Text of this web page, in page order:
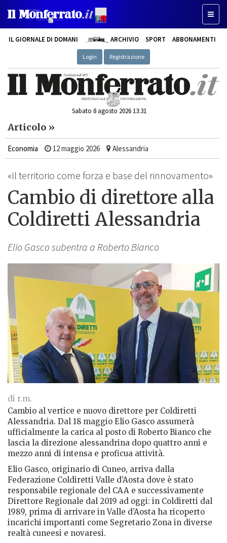
IL GIORNALE DI DOMANI ARCHIVIO SPORT ABBONAMENTI
Login Registrazione
Sabato 8 agosto 2026 13:31
Articolo »
Economia 12 maggio 2026 Alessandria
«Il territorio come forza e base del rinnovamento»
Cambio di direttore alla
Coldiretti Alessandria
Elio Gasco subentra a Roberto Bianco
di r.m.
Cambio al vertice e nuovo direttore per Coldiretti
Alessandria. Dal 18 maggio Elio Gasco assumerà
ufficialmente la carica al posto di Roberto Bianco che
lascia la direzione alessandrina dopo quattro anni e
mezzo anni di intensa e proficua attività.
Elio Gasco, originario di Cuneo, arriva dalla
Federazione Coldiretti Valle d’Aosta dove è stato
responsabile regionale del CAA e successivamente
Direttore Regionale dal 2019 ad oggi: in Coldiretti dal
1989, prima di arrivare in Valle d’Aosta ha ricoperto
incarichi importanti come Segretario Zona in diverse
realtà cuneesi e novaresi.